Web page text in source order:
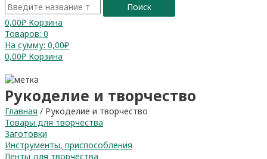
Поиск
0,00₽ Корзина
Товаров: 0
На сумму: 0,00₽
0,00₽ Корзина
Рукоделие и творчество
Главная / Рукоделие и творчество
Товары для творчества
Заготовки
Инструменты, приспособления
Ленты для творчества